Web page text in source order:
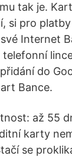
tak je.
si pro
Internet
telefonní
do
Bance.
až 55
karty
se